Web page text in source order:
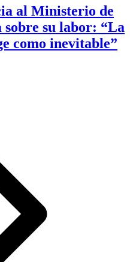
al Ministerio de
su labor: “La
como inevitable”